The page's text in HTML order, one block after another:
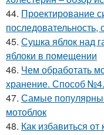
44. Проектирование
45. Сушка яблок над
яблоки в помещении
46. Чем обработать
хранение. Способ
47. Самые
мотоблок
48. Как избавиться